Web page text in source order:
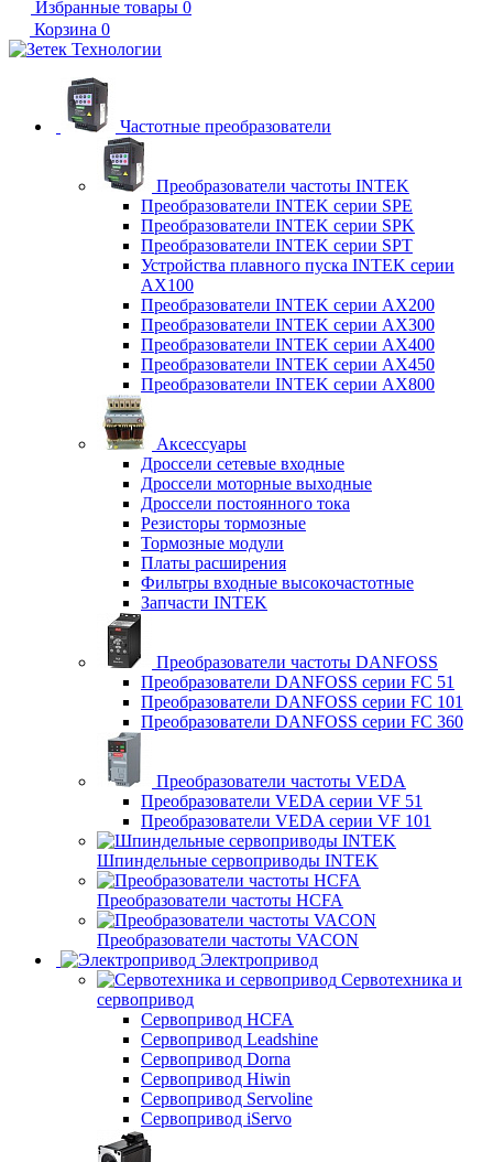
Избранные товары 0
Корзина 0
Частотные преобразователи
Преобразователи частоты INTEK
Преобразователи INTEK серии SPE
Преобразователи INTEK серии SPK
Преобразователи INTEK серии SPT
Устройства плавного пуска INTEK серии
AX100
Преобразователи INTEK серии AX200
Преобразователи INTEK серии AX300
Преобразователи INTEK серии AX400
Преобразователи INTEK серии AX450
Преобразователи INTEK серии AX800
Аксессуары
Дроссели сетевые входные
Дроссели моторные выходные
Дроссели постоянного тока
Резисторы тормозные
Тормозные модули
Платы расширения
Фильтры входные высокочастотные
Запчасти INTEK
Преобразователи частоты DANFOSS
Преобразователи DANFOSS серии FC 51
Преобразователи DANFOSS серии FC 101
Преобразователи DANFOSS серии FC 360
Преобразователи частоты VEDA
Преобразователи VEDA серии VF 51
Преобразователи VEDA серии VF 101
Шпиндельные сервоприводы INTEK
Преобразователи частоты HCFA
Преобразователи частоты VACON
Электропривод
Сервотехника и
сервопривод
Сервопривод HCFA
Сервопривод Leadshine
Сервопривод Dorna
Сервопривод Hiwin
Сервопривод Servoline
Сервопривод iServo